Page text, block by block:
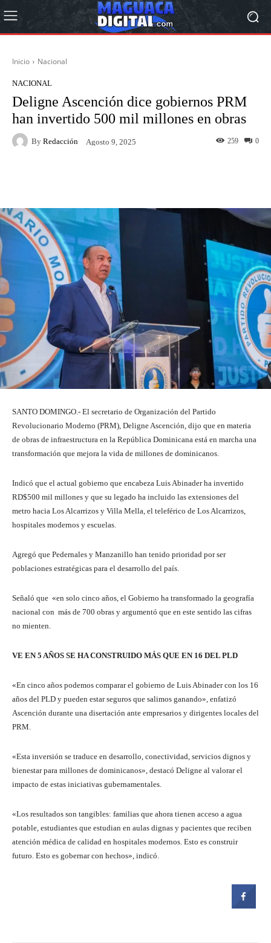
Inicio Nacional
NACIONAL
Deligne Ascención dice gobiernos PRM
han invertido 500 mil millones en obras
By Redacción Agosto 9, 2025 0
259
SANTO DOMINGO.- El secretario de Organización del Partido
Revolucionario Moderno (PRM), Deligne Ascención, dijo que en materia
de obras de infraestructura en la República Dominicana está en marcha una
transformación que mejora la vida de millones de dominicanos.
Indicó que el actual gobierno que encabeza Luis Abinader ha invertido
RD$500 mil millones y que su legado ha incluido las extensiones del
metro hacia Los Alcarrizos y Villa Mella, el teleférico de Los Alcarrizos,
hospitales modernos y escuelas.
Agregó que Pedernales y Manzanillo han tenido prioridad por ser
poblaciones estratégicas para el desarrollo del país.
Señaló que «en solo cinco años, el Gobierno ha transformado la geografía
nacional con más de 700 obras y argumentó que en este sentido las cifras
no mienten.
VE EN 5 AÑOS SE HA CONSTRUIDO MÁS QUE EN 16 DEL PLD
«En cinco años podemos comparar el gobierno de Luis Abinader con los 16
años del PLD y pueden estar seguros que salimos ganando», enfatizó
Ascención durante una disertación ante empresarios y dirigentes locales del
PRM.
«Esta inversión se traduce en desarrollo, conectividad, servicios dignos y
bienestar para millones de dominicanos», destacó Deligne al valorar el
impacto de estas iniciativas gubernamentales.
«Los resultados son tangibles: familias que ahora tienen acceso a agua
potable, estudiantes que estudian en aulas dignas y pacientes que reciben
atención médica de calidad en hospitales modernos. Esto es construir
futuro. Esto es gobernar con hechos», indicó.